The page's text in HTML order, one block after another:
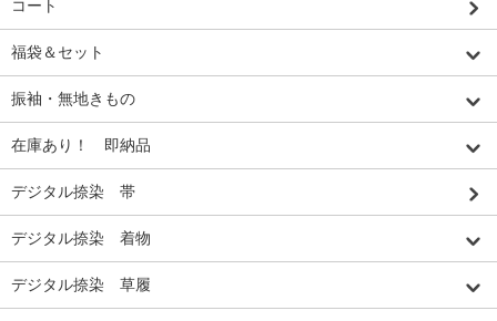
コート
福袋＆セット
振袖・無地きもの
在庫あり！ 即納品
デジタル捺染 帯
デジタル捺染 着物
デジタル捺染 草履